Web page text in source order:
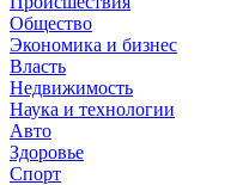
Общество
Экономика и бизнес
Власть
Недвижимость
Наука и технологии
Авто
Здоровье
Спорт